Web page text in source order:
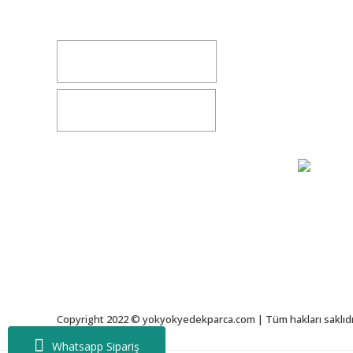
Whatsapp Sipariş
Copyright 2022 © yokyokyedekparca.com | Tüm hakları